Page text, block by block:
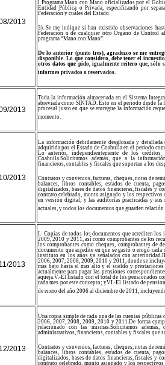
2013
l Programa Mano con Mano oficializados por el
Entidad Pública o Privada, especificando por
Federación y cuáles del Estado.
3).-Se me indique si han existido observaciones
Federación o de cualquier otro Órgano de Control
programa “Mano con Mano”.
De lo anterior (punto tres), agradezco se me
disponible. Lo que considero, debe tener el
otros datos que pido, igualmente reitero que, sólo
informes privados o reservados.
2013
Toda la información almacenada en el Sistema
abreviada como SINTAD. Esto en el periodo desde
procesal justo en que se entregue la información
momento.
2013
La información debidamente desglosada y detallada
adquirida por el Estado de Coahuila en el periodo
Lo anterior, independientemente de los
Coahuila.Solicitamos además, que a la
financieros, contables y fiscales que soportan a los
Contratos y convenios, facturas, cheques, notas de
balances, libros contables, estados de cuenta,
digitalizados, bases de datos financieras, fiscales y
contrato celebrado, monto asignado y los
en versión digital; y las auditorías practicadas y sus
actuales, y todos los documentos que guarden
2013
I.- Copias de todos los documentos que acrediten
2009, 2010 y 2011, así como comprobantes de los
los comprobantes como cheques, comprobantes de
documento que acredite en que se gastó o erogó
instituto en los años ya señalados con anterioridad.
2006, 2007, 2008, 2009, 2010 y 2011, donde se
mas bajo hasta el mas alto y el sueldo y prestaciones
actualmente para pagar las pensiones
aqueja.V.-El listado con el total de los pensionados
cada mes por este concepto; yVI.-El listado de
de enero del año 2006 al diciembre de 2011,
2013
Una copia simple de cada una de las cuentas
2006, 2007, 2008, 2009, 2010 y 2011.De forma
relacionado con las mismas.Solicitamos
administrativos, financieros, contables y fiscales que
Contratos y convenios, facturas, cheques, notas de
balances, libros contables, estados de cuenta,
digitalizados, bases de datos financieras, fiscales y
contrato celebrado, monto asignado y los